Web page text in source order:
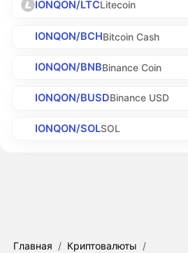
IONQON/LTCLitecoin
IONQON/BCHBitcoin Cash
IONQON/BNBBinance Coin
IONQON/BUSDBinance USD
IONQON/SOLSOL
Главная / Криптовалюты /